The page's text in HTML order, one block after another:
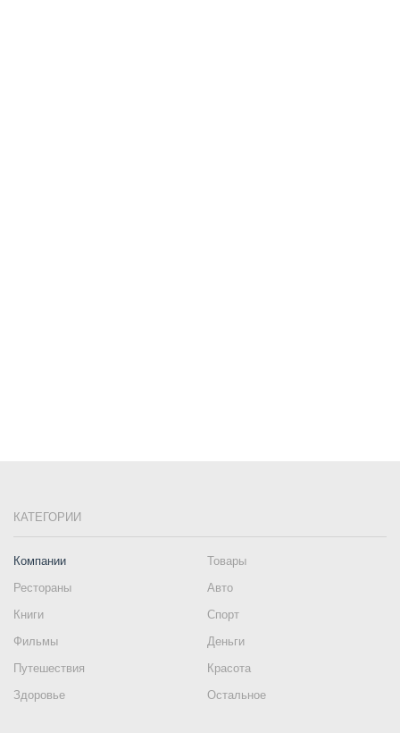
КАТЕГОРИИ
Компании
Товары
Рестораны
Авто
Книги
Спорт
Фильмы
Деньги
Путешествия
Красота
Здоровье
Остальное